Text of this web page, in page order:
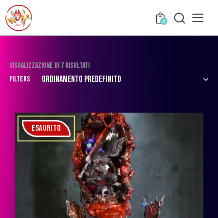
0
Visualizzazione di 7 risultati
Filters
ESAURITO